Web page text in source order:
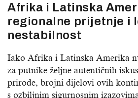
Afrika i Latinska
regionalne prijetnje i
nestabilnost
Iako Afrika i Latinska Amerika
za putnike željne autentičnih
prirode, brojni dijelovi ovih
s ozbiljnim sigurnosnim